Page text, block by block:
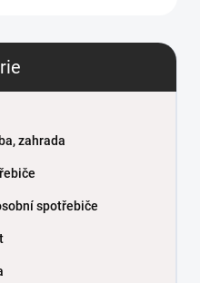
zahrada
spotřebiče